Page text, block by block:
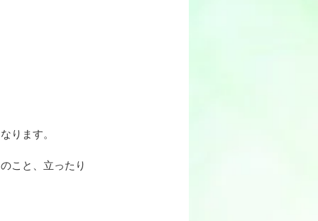
ります。
こと、立ったり